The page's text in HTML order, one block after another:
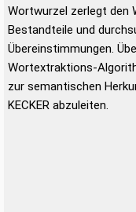
Wortwurzel zerlegt den
Bestandteile und
Übereinstimmungen.
Wortextraktions-
zur semantischen
KECKER abzuleiten.